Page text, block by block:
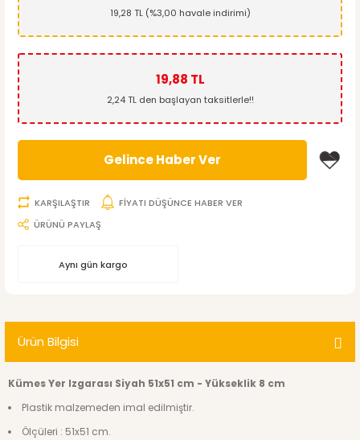
19,28 TL (%3,00 havale indirimi)
19,88 TL
2,24 TL den başlayan taksitlerle!!
Gelince Haber Ver
KARŞILAŞTIR
FİYATI DÜŞÜNCE HABER VER
ÜRÜNÜ PAYLAŞ
Aynı gün kargo
Ürün Bilgisi
Kümes Yer Izgarası Siyah 51x51 cm - Yükseklik 8 cm
Plastik malzemeden imal edilmiştir.
Ölçüleri : 51x51 cm.